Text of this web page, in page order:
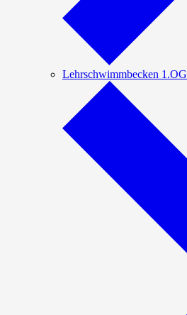
Lehrschwimmbecken 1.OG